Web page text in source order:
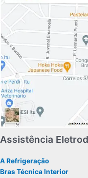
Assistência
A Refrigeração
Bras Técnica Interior